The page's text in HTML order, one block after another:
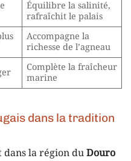
Équilibre la salinité,
rafraîchit le palais
Accompagne la
richesse de l’agneau
Complète la fraîcheur
marine
dans la tradition
la région duDouro